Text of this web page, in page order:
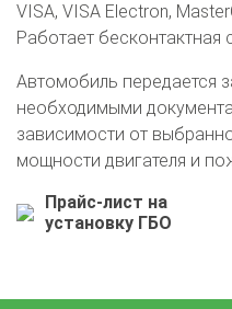
О автосервисе
2-го поколения 4-го
VISA, VISA Electron,
Работает бесконтактная
Автомобиль передается
необходимыми
зависимости от
мощности двигателя и
Прайс-лист на
установку ГБО